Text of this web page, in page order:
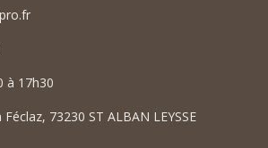
à 17h30
73230 ST ALBAN LEYSSE